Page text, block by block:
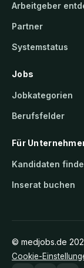
Arbeitgeber
Partner
Systemstatus
Jobs
Jobkategorien
Berufsfelder
Für
Kandidaten
Inserat buchen
© medjobs.de
Cookie-